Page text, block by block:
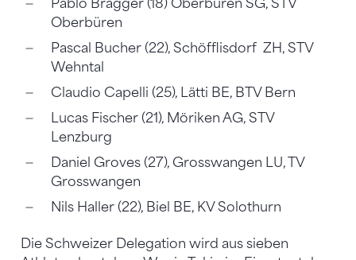
Pablo Brägger (18) Oberbüren SG, STV
Oberbüren
Pascal Bucher (22), Schöfflisdorf ZH, STV
Wehntal
Claudio Capelli (25), Lätti BE, BTV Bern
Lucas Fischer (21), Möriken AG, STV
Lenzburg
Daniel Groves (27), Grosswangen LU, TV
Grosswangen
Nils Haller (22), Biel BE, KV Solothurn
Die Schweizer Delegation wird aus sieben